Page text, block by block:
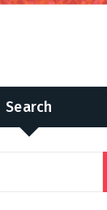
Search